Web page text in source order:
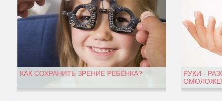
КАК СОХРАНИТЬ ЗРЕНИЕ РЕБЁНКА?
РУКИ -